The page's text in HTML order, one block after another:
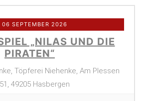
06 SEPTEMBER 2026
„NILAS UND DIE
PIRATEN“
Töpferei Niehenke, Am Plessen
51, 49205 Hasbergen